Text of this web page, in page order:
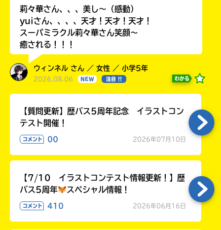
莉々華さん、、、美し〜（感動）
yuiさん、、、、天才！天才！天才！
スーパミラクル莉々華さん笑顔〜
癒される！！！
ウィンネル さん ／ 女性 ／ 小学5年
2026.08.06 NEW 注目 !! わかる
【質問更新】歴バス5周年記念 イラストコン
テスト開催！
コメント 00 2026年07月10日
【7/10 イラストコンテスト情報更新！】歴
バス5周年
スペシャル情報！
コメント 410 2026年06月16日
え
も
う
一
確
認
し
て